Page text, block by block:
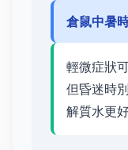
倉鼠中暑
輕微症狀
但昏迷時
解質水更好